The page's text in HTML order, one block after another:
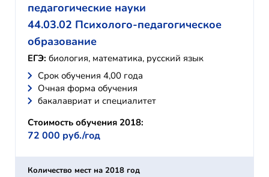
педагогические науки
44.03.02 Психолого-педагогическое
образование
ЕГЭ: биология, математика, русский язык
Cрок обучения 4,00 года
Очная форма обучения
бакалавриат и специалитет
Стоимость обучения 2018:
72 000 руб./год
Количество мест на 2018 год